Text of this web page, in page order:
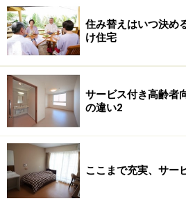
住み替えはいつ決め
け住宅
サービス付き高齢者
の違い2
ここまで充実、サー